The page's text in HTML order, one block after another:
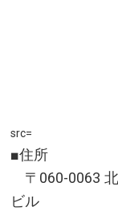
src=
■住所
〒060-0063
ビル